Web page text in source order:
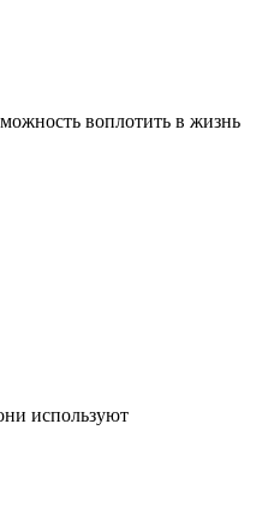
воплотить в жизнь
используют